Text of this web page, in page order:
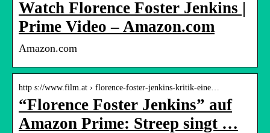
Watch Florence Foster Jenkins |
Prime Video – Amazon.com
Amazon.com
http s://www.film.at › florence-foster-jenkins-kritik-eine…
“Florence Foster Jenkins” auf
Amazon Prime: Streep singt …